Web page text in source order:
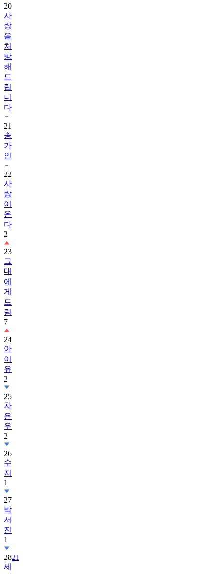
20
사
랑
을
처
방
해
드
립
니
다
21
송
가
인
22
사
랑
이
온
다
2
23
그
대
에
게
드
림
7
24
아
이
유
2
25
차
은
우
2
26
수
지
1
27
박
서
진
1
2821
세